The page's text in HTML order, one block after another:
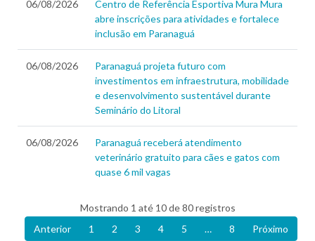
06/08/2026
Centro de Referência Esportiva Mura Mura
abre inscrições para atividades e fortalece
inclusão em Paranaguá
06/08/2026
Paranaguá projeta futuro com
investimentos em infraestrutura, mobilidade
e desenvolvimento sustentável durante
Seminário do Litoral
06/08/2026
Paranaguá receberá atendimento
veterinário gratuito para cães e gatos com
quase 6 mil vagas
Mostrando 1 até 10 de 80 registros
Anterior
1 2 3 4 5 … 8 Próximo